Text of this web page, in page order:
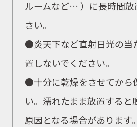
ルームなど… ）に長時間放
さい。
●炎天下など直射日光の当
置しないでください。
●十分に乾燥をさせてから
い。濡れたまま放置すると
原因となる場合があります。